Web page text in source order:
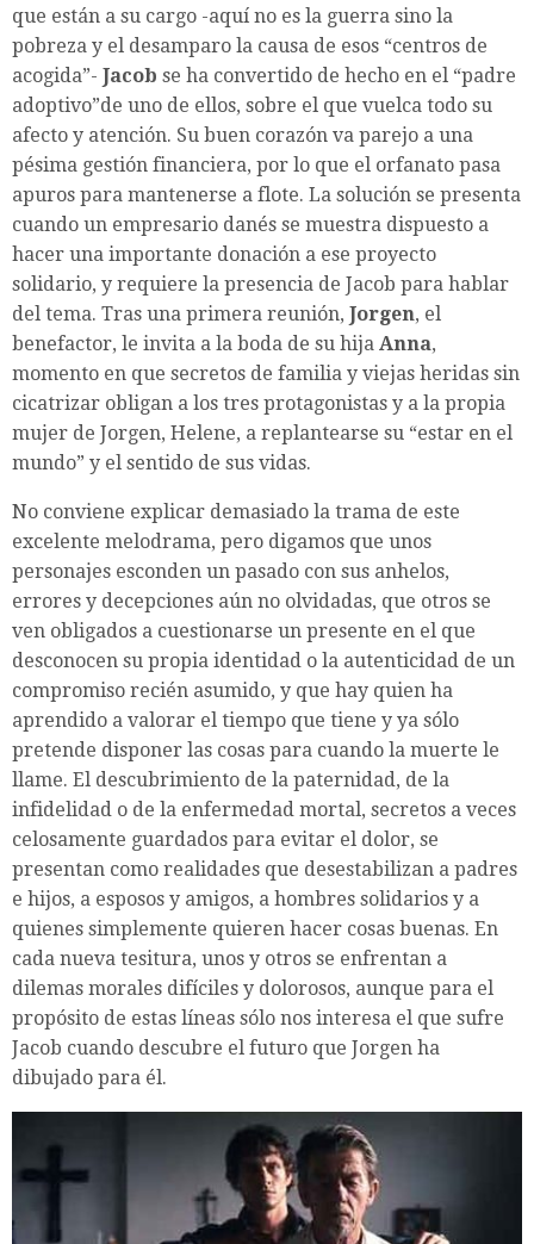
que están a su cargo -aquí no es la guerra sino la
pobreza y el desamparo la causa de esos “centros de
acogida”- Jacob se ha convertido de hecho en el “padre
adoptivo”de uno de ellos, sobre el que vuelca todo su
afecto y atención. Su buen corazón va parejo a una
pésima gestión financiera, por lo que el orfanato pasa
apuros para mantenerse a flote. La solución se presenta
cuando un empresario danés se muestra dispuesto a
hacer una importante donación a ese proyecto
solidario, y requiere la presencia de Jacob para hablar
del tema. Tras una primera reunión, Jorgen, el
benefactor, le invita a la boda de su hija Anna,
momento en que secretos de familia y viejas heridas sin
cicatrizar obligan a los tres protagonistas y a la propia
mujer de Jorgen, Helene, a replantearse su “estar en el
mundo” y el sentido de sus vidas.
No conviene explicar demasiado la trama de este
excelente melodrama, pero digamos que unos
personajes esconden un pasado con sus anhelos,
errores y decepciones aún no olvidadas, que otros se
ven obligados a cuestionarse un presente en el que
desconocen su propia identidad o la autenticidad de un
compromiso recién asumido, y que hay quien ha
aprendido a valorar el tiempo que tiene y ya sólo
pretende disponer las cosas para cuando la muerte le
llame. El descubrimiento de la paternidad, de la
infidelidad o de la enfermedad mortal, secretos a veces
celosamente guardados para evitar el dolor, se
presentan como realidades que desestabilizan a padres
e hijos, a esposos y amigos, a hombres solidarios y a
quienes simplemente quieren hacer cosas buenas. En
cada nueva tesitura, unos y otros se enfrentan a
dilemas morales difíciles y dolorosos, aunque para el
propósito de estas líneas sólo nos interesa el que sufre
Jacob cuando descubre el futuro que Jorgen ha
dibujado para él.